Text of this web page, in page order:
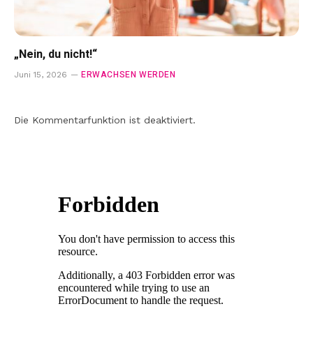
„Nein, du nicht!“
Juni 15, 2026 ERWACHSEN WERDEN
Die Kommentarfunktion ist deaktiviert.